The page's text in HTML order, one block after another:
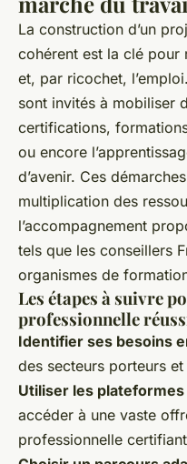
La construction d’un
cohérent est la clé pour
et, par ricochet,
sont invités à mobiliser
certifications,
ou encore
d’avenir. Ces
multiplication des
l’accompagnement
tels que les conseillers
organismes de
Les étapes à suivre
professionnelle
Identifier ses besoins
des secteurs porteurs
Utiliser les
accéder à une vaste
professionnelle